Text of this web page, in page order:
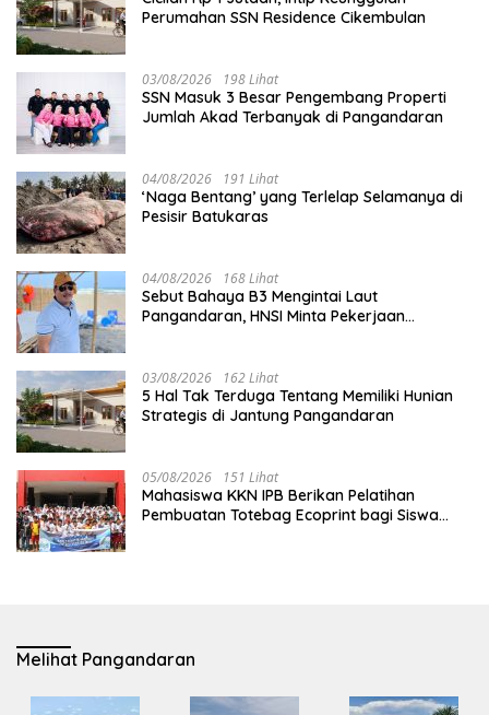
Perumahan SSN Residence Cikembulan
03/08/2026 198 Lihat
SSN Masuk 3 Besar Pengembang Properti
Jumlah Akad Terbanyak di Pangandaran
04/08/2026 191 Lihat
‘Naga Bentang’ yang Terlelap Selamanya di
Pesisir Batukaras
04/08/2026 168 Lihat
Sebut Bahaya B3 Mengintai Laut
Pangandaran, HNSI Minta Pekerjaan
03/08/2026 162 Lihat
5 Hal Tak Terduga Tentang Memiliki Hunian
Strategis di Jantung Pangandaran
05/08/2026 151 Lihat
Mahasiswa KKN IPB Berikan Pelatihan
Pembuatan Totebag Ecoprint bagi Siswa
Melihat Pangandaran